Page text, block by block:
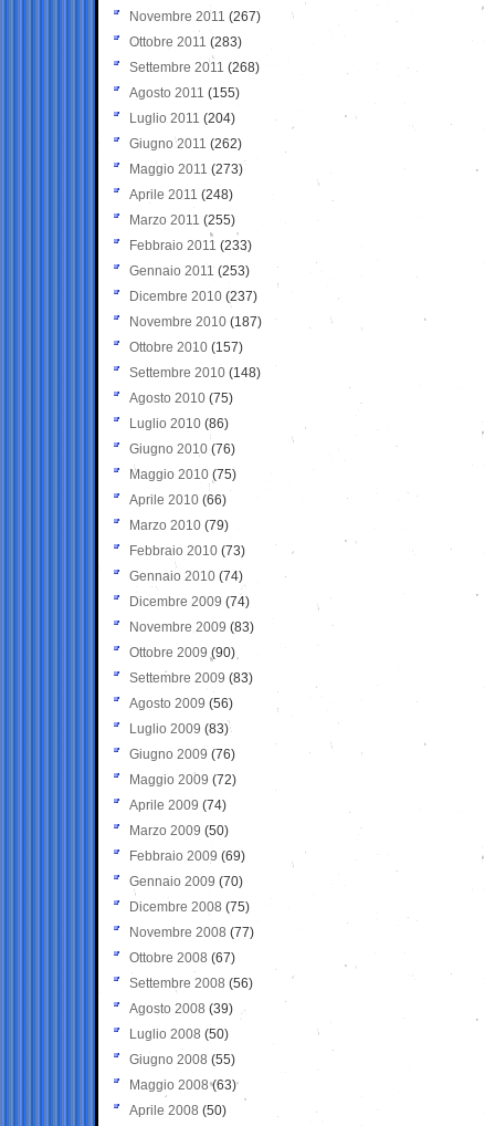
Novembre 2011 (267)
Ottobre 2011 (283)
Settembre 2011 (268)
Agosto 2011 (155)
Luglio 2011 (204)
Giugno 2011 (262)
Maggio 2011 (273)
Aprile 2011 (248)
Marzo 2011 (255)
Febbraio 2011 (233)
Gennaio 2011 (253)
Dicembre 2010 (237)
Novembre 2010 (187)
Ottobre 2010 (157)
Settembre 2010 (148)
Agosto 2010 (75)
Luglio 2010 (86)
Giugno 2010 (76)
Maggio 2010 (75)
Aprile 2010 (66)
Marzo 2010 (79)
Febbraio 2010 (73)
Gennaio 2010 (74)
Dicembre 2009 (74)
Novembre 2009 (83)
Ottobre 2009 (90)
Settembre 2009 (83)
Agosto 2009 (56)
Luglio 2009 (83)
Giugno 2009 (76)
Maggio 2009 (72)
Aprile 2009 (74)
Marzo 2009 (50)
Febbraio 2009 (69)
Gennaio 2009 (70)
Dicembre 2008 (75)
Novembre 2008 (77)
Ottobre 2008 (67)
Settembre 2008 (56)
Agosto 2008 (39)
Luglio 2008 (50)
Giugno 2008 (55)
Maggio 2008(63)
Aprile 2008 (50)